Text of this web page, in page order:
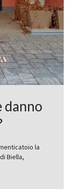
danno
la
Biella,